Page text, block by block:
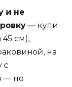
и не
— купи
см),
на
с
— но